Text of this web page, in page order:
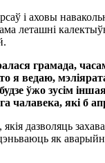
і аховы
леташні
грамада,
я ведаю,
ўжо зусім
чалавека, які б
дазволяць
як